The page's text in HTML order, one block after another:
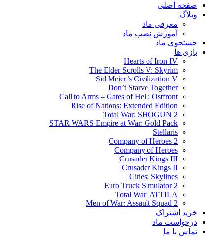
صفحه اصلی
وبلاگ
معرفی ماد
آموزش نصب ماد
جستجوی ماد
بازی ها
Hearts of Iron IV
The Elder Scrolls V: Skyrim
Sid Meier’s Civilization V
Don’t Starve Together
Call to Arms – Gates of Hell: Ostfront
Rise of Nations: Extended Edition
Total War: SHOGUN 2
STAR WARS Empire at War: Gold Pack
Stellaris
Company of Heroes 2
Company of Heroes
Crusader Kings III
Crusader Kings II
Cities: Skylines
Euro Truck Simulator 2
Total War: ATTILA
Men of War: Assault Squad 2
خرید اشتراک
درخواست ماد
تماس با ما